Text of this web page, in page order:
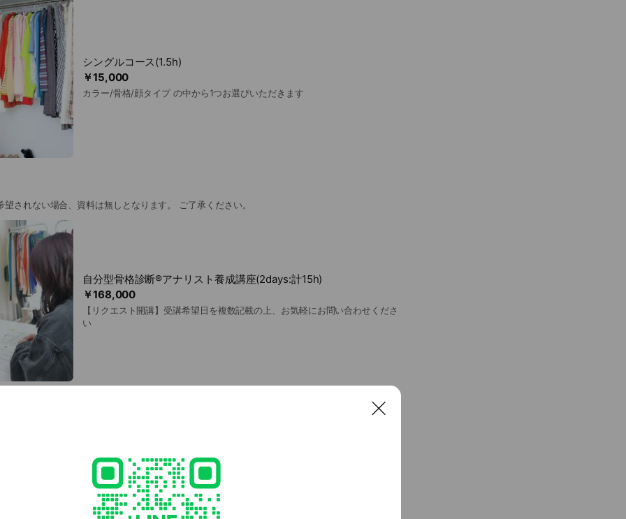
￥15,000
シングルコース(1.5h)
カラー/骨格/顔タイプ の中から1つお選びいただきます
されない場合、資料は無しとなります。 ご了承ください。
￥168,000
自分型骨格診断®アナリスト養成講座(2days:計15h)
【リクエスト開講】受講希望日を複数記載の上、お気軽にお問い合わせくださ
い